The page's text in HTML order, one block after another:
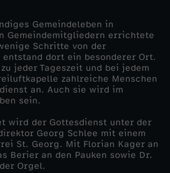
Gemeindeleben in
Gemeindemitgliedern errichtete
Schritte von der
dort ein besonderer Ort.
jeder Tageszeit und bei jedem
zahlreiche Menschen
an. Auch sie wird im
sein.
wird der Gottesdienst unter der
Georg Schlee mit einem
St. Georg. Mit Florian Kager an
Berier an den Pauken sowie Dr.
Orgel.